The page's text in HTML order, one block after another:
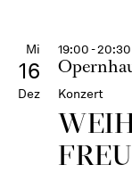
Mi
16
Dez
19:00 - 20:30
Konzert